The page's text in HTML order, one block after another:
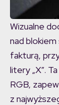
Wizualne
nad blokiem
fakturą,
litery „X”.
RGB,
z